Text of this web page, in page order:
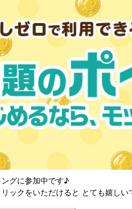
ングに参加中です♪
リックをいただけると とても嬉しい